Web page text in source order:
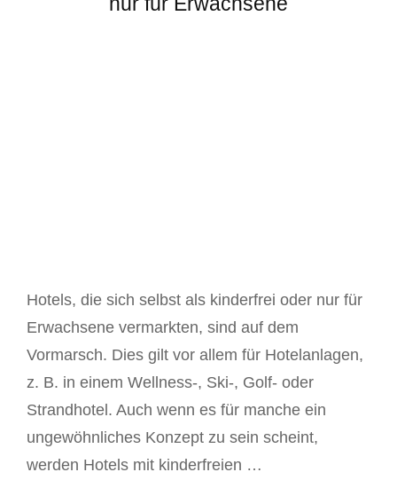
Hotels, die sich selbst als kinderfrei oder nur für
Erwachsene vermarkten, sind auf dem
Vormarsch. Dies gilt vor allem für Hotelanlagen,
z. B. in einem Wellness-, Ski-, Golf- oder
Strandhotel. Auch wenn es für manche ein
ungewöhnliches Konzept zu sein scheint,
werden Hotels mit kinderfreien …